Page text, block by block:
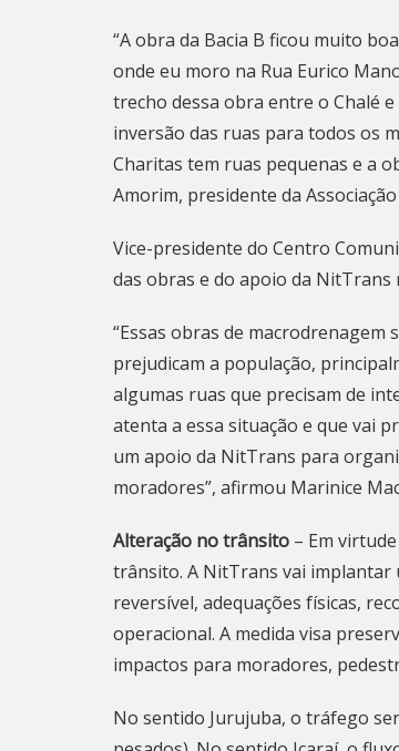
“A obra da Bacia B ficou muito
onde eu moro na Rua Eurico
trecho dessa obra entre o Chalé
inversão das ruas para todos os
Charitas tem ruas pequenas e a
Amorim, presidente da
Vice-presidente do Centro
das obras e do apoio da
“Essas obras de
prejudicam a população,
algumas ruas que precisam de
atenta a essa situação e que vai
um apoio da NitTrans para
moradores”, afirmou Marinice
Alteração no trânsito – Em
trânsito. A NitTrans vai implantar
reversível, adequações físicas,
operacional. A medida visa
impactos para moradores,
No sentido Jurujuba, o tráfego